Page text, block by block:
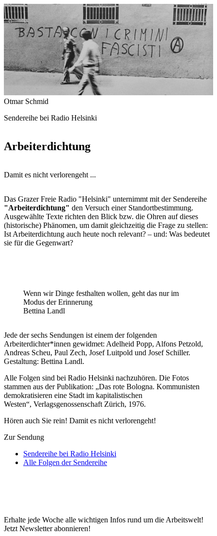
Otmar Schmid
Sendereihe bei Radio Helsinki
Arbeiterdichtung
Damit es nicht verlorengeht ...
Das Grazer Freie Radio "Helsinki" unternimmt mit der Sendereihe
"Arbeiterdichtung" den Versuch einer Standortbestimmung.
Ausgewählte Texte richten den Blick bzw. die Ohren auf dieses
(historische) Phänomen, um damit gleichzeitig die Frage zu stellen:
Ist Arbeiterdichtung auch heute noch relevant? – und: Was bedeutet
sie für die Gegenwart?
Wenn wir Dinge festhalten wollen, geht das nur im
Modus der Erinnerung
Bettina Landl
Jede der sechs Sendungen ist einem der folgenden
Arbeiterdichter*innen gewidmet: Adelheid Popp, Alfons Petzold,
Andreas Scheu, Paul Zech, Josef Luitpold und Josef Schiller.
Gestaltung: Bettina Landl.
Alle Folgen sind bei Radio Helsinki nachzuhören. Die Fotos
stammen aus der Publikation: „Das rote Bologna. Kommunisten
demokratisieren eine Stadt im kapitalistischen
Westen“, Verlagsgenossenschaft Zürich, 1976.
Hören auch Sie rein! Damit es nicht verlorengeht!
Zur Sendung
Sendereihe bei Radio Helsinki
Alle Folgen der Sendereihe
Erhalte jede Woche alle wichtigen Infos rund um die Arbeitswelt!
Jetzt Newsletter abonnieren!